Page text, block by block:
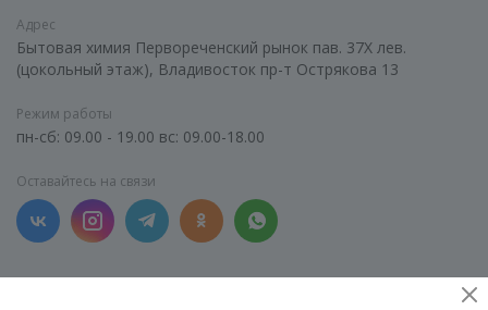
Адрес
Бытовая химия Первореченский рынок пав. 37Х лев.
(цокольный этаж), Владивосток пр-т Острякова 13
Режим работы
пн-сб: 09.00 - 19.00 вс: 09.00-18.00
Оставайтесь на связи